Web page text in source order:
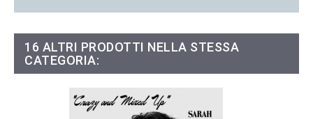
16 ALTRI PRODOTTI NELLA STESSA
CATEGORIA: